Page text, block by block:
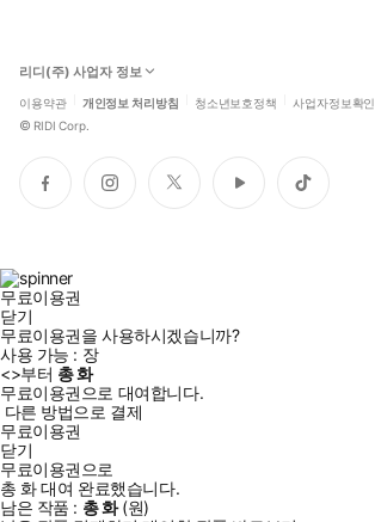
리디(주) 사업자 정보
이용약관 개인정보 처리방침 청소년보호정책 사업자정보확인
© RIDI Corp.
페
이
인
스
트
위
유
튜
틱
톡
무료이용권
닫기
무료이용권을 사용하시겠습니까?
사용 가능 : 장
<>부터 총화
무료이용권으로 대여합니다.
다른 방법으로 결제
무료이용권
닫기
무료이용권으로
총 화대여 완료했습니다.
남은 작품 : 총화(원)